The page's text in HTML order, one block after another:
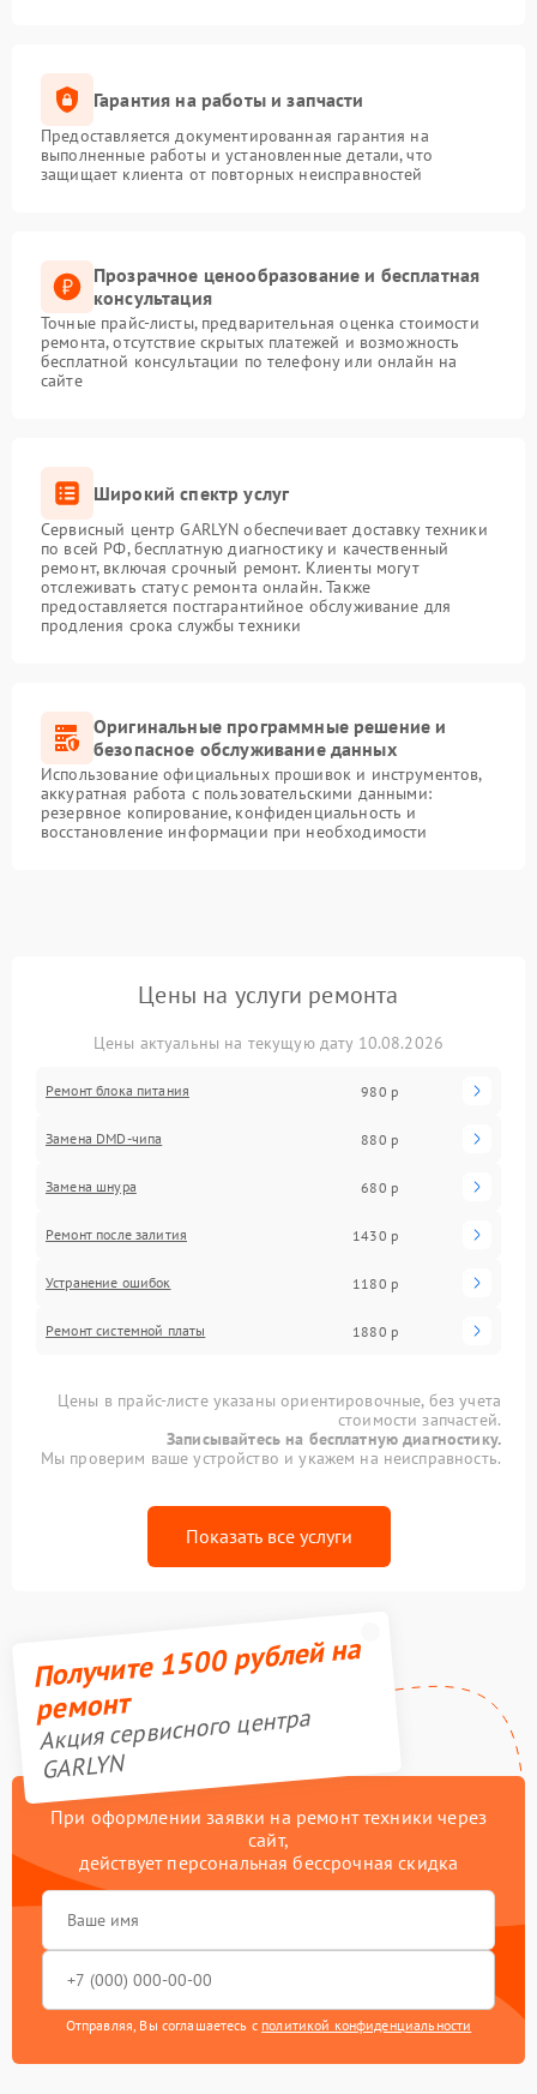
Гарантия на работы и запчасти
Предоставляется документированная гарантия на
выполненные работы и установленные детали, что
защищает клиента от повторных неисправностей
Прозрачное ценообразование и бесплатная
консультация
Точные прайс-листы, предварительная оценка стоимости
ремонта, отсутствие скрытых платежей и возможность
бесплатной консультации по телефону или онлайн на
сайте
Широкий спектр услуг
Сервисный центр GARLYN обеспечивает доставку техники
по всей РФ, бесплатную диагностику и качественный
ремонт, включая срочный ремонт. Клиенты могут
отслеживать статус ремонта онлайн. Также
предоставляется постгарантийное обслуживание для
продления срока службы техники
Оригинальные программные решение и
безопасное обслуживание данных
Использование официальных прошивок и инструментов,
аккуратная работа с пользовательскими данными:
резервное копирование, конфиденциальность и
восстановление информации при необходимости
Цены на услуги ремонта
Цены актуальны на текущую дату 10.08.2026
Ремонт блока питания 980 р
Замена DMD-чипа 880 р
Замена шнура 680 р
Ремонт после залития 1430 р
Устранение ошибок 1180 р
Ремонт системной платы 1880 р
Цены в прайс-листе указаны ориентировочные, без учета
стоимости запчастей.
Записывайтесь на бесплатную диагностику.
Мы проверим ваше устройство и укажем на неисправность.
Показать все услуги
Получите 1500 рублей на
ремонт
Акция сервисного центра
GARLYN
При оформлении заявки на ремонт техники через
сайт,
действует персональная бессрочная скидка
Отправляя, Вы соглашаетесь с политикой конфиденциальности